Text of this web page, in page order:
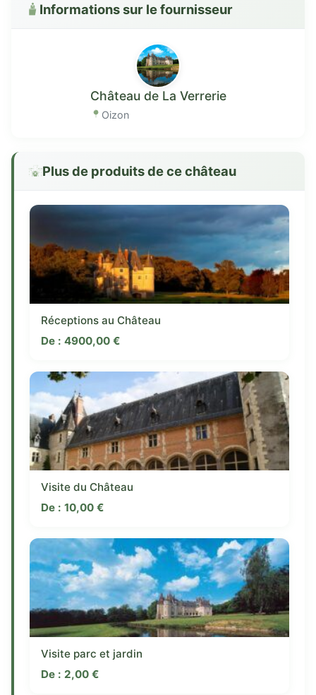
Informations sur le fournisseur
Château de La Verrerie
Oizon
Plus de produits de ce château
Réceptions au Château
De : 4900,00 €
Visite du Château
De : 10,00 €
Visite parc et jardin
De : 2,00 €